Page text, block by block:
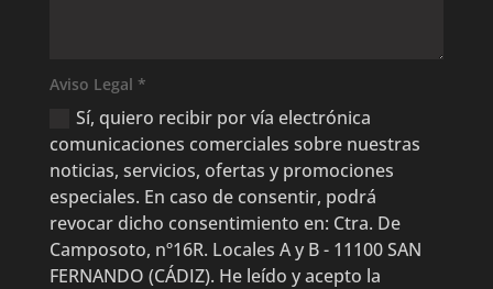
Aviso Legal *
Sí, quiero recibir por vía electrónica
comunicaciones comerciales sobre nuestras
noticias, servicios, ofertas y promociones
especiales. En caso de consentir, podrá
revocar dicho consentimiento en: Ctra. De
Camposoto, nº16R. Locales A y B - 11100 SAN
FERNANDO (CÁDIZ). He leído y acepto la